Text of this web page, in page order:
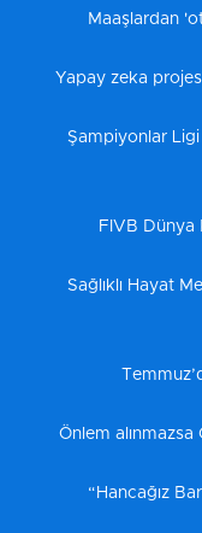
Maaşlardan
Yapay zeka
Şampiyonlar Ligi
FIVB Dünya
Sağlıklı Hayat
Önlem alınmazsa
“Hancağız